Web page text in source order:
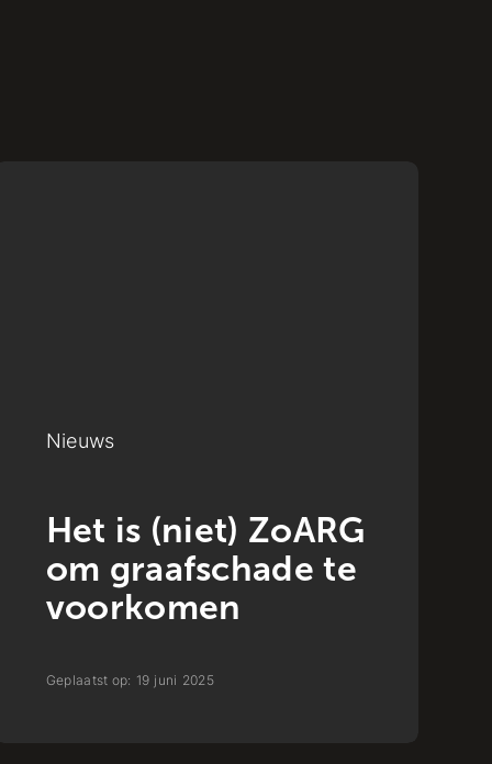
Nieuws
Het is (niet) ZoARG
om graafschade te
voorkomen
Geplaatst op: 19 juni 2025